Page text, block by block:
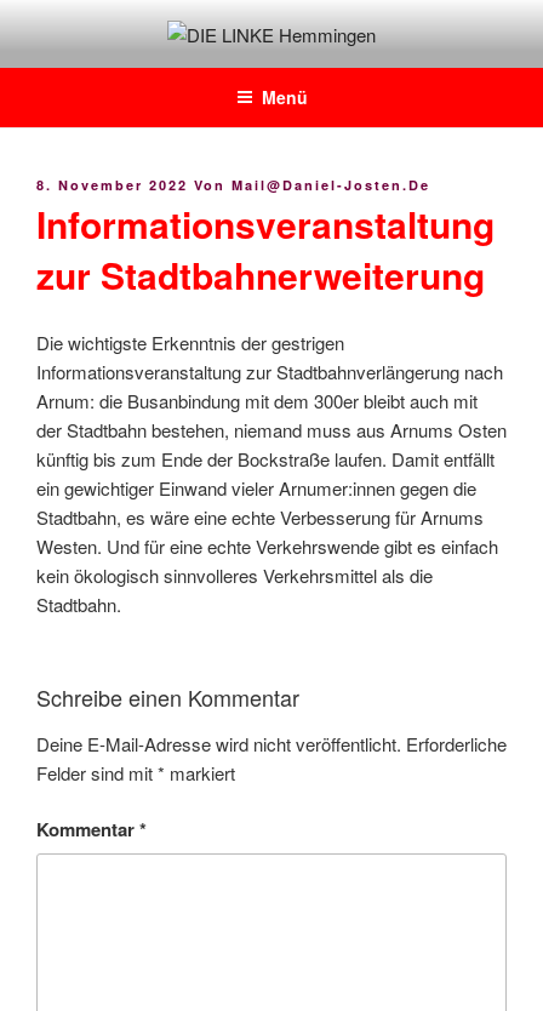
springenDIE LINKE Hemmingen
Daniel Josten, DIE LINKE im Rat der Stadt Hemmingen
Menü
Veröffentlicht
8. November 2022 Von Mail@daniel-Josten.de
Informationsveranstaltung
zur Stadtbahnerweiterung
Die wichtigste Erkenntnis der gestrigen
Informationsveranstaltung zur Stadtbahnverlängerung nach
Arnum: die Busanbindung mit dem 300er bleibt auch mit
der Stadtbahn bestehen, niemand muss aus Arnums Osten
künftig bis zum Ende der Bockstraße laufen. Damit entfällt
ein gewichtiger Einwand vieler Arnumer:innen gegen die
Stadtbahn, es wäre eine echte Verbesserung für Arnums
Westen. Und für eine echte Verkehrswende gibt es einfach
kein ökologisch sinnvolleres Verkehrsmittel als die
Stadtbahn.
Schreibe einen Kommentar
Deine E-Mail-Adresse wird nicht veröffentlicht. Erforderliche
Felder sind mit* markiert
Kommentar*